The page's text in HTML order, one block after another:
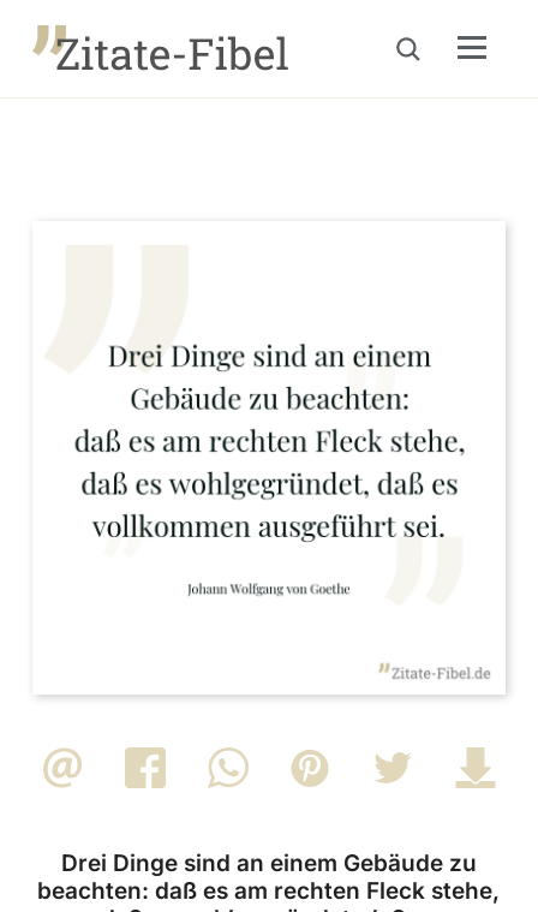
Suche öffnenMenu
Drei Dinge sind an einem Gebäude zu
beachten: daß es am rechten Fleck stehe,